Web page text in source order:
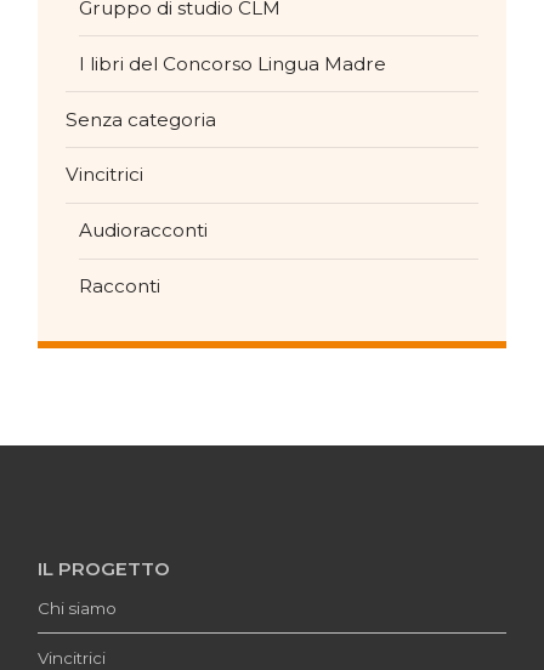
Gruppo di studio CLM
I libri del Concorso Lingua Madre
Senza categoria
Vincitrici
Audioracconti
Racconti
IL PROGETTO
Chi siamo
Vincitrici